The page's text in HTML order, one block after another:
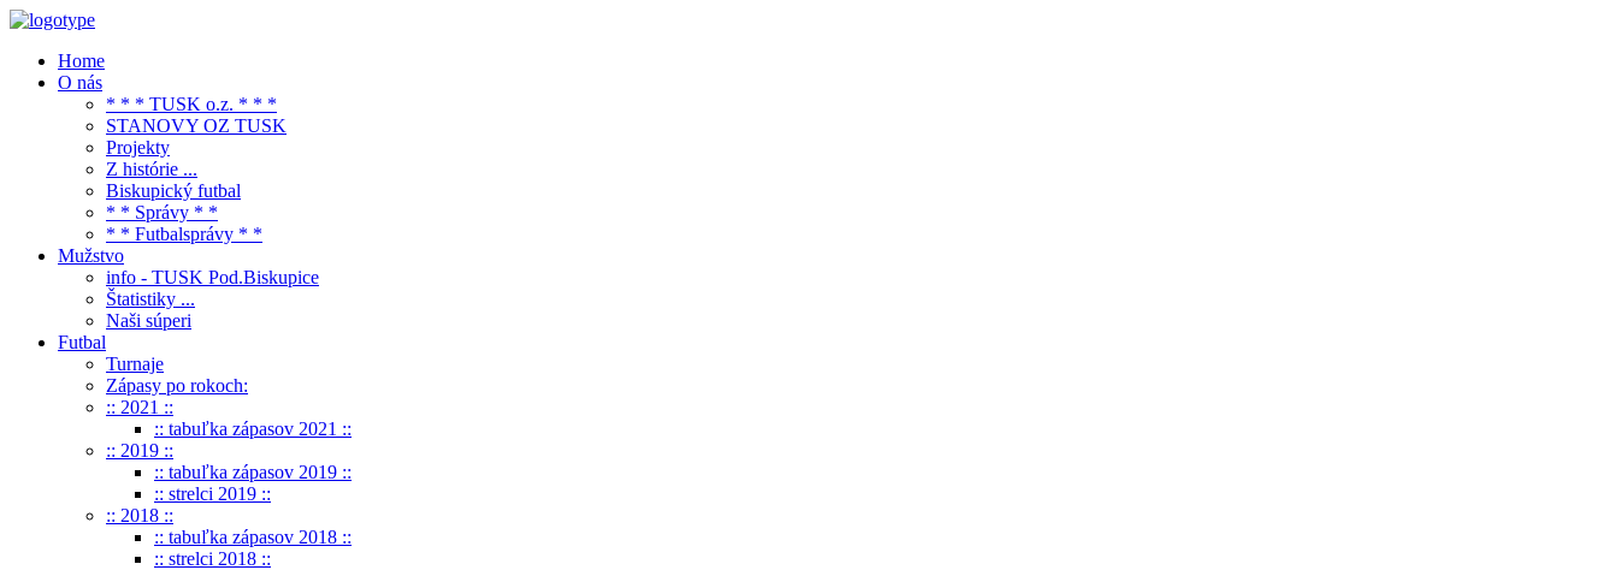
Home
O nás
* * * TUSK o.z. * * *
STANOVY OZ TUSK
Projekty
Z histórie ...
Biskupický futbal
* * Správy * *
* * Futbalsprávy * *
Mužstvo
info - TUSK Pod.Biskupice
Štatistiky ...
Naši súperi
Futbal
Turnaje
Zápasy po rokoch:
:: 2021 ::
:: tabuľka zápasov 2021 ::
:: 2019 ::
:: tabuľka zápasov 2019 ::
:: strelci 2019 ::
:: 2018 ::
:: tabuľka zápasov 2018 ::
:: strelci 2018 ::